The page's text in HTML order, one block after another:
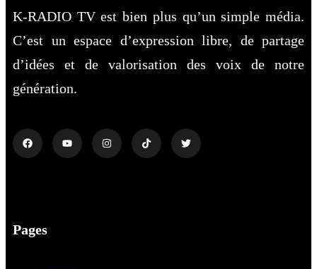
K-RADIO TV est bien plus qu’un simple média.
C’est un espace d’expression libre, de partage
d’idées et de valorisation des voix de notre
génération.
Pages